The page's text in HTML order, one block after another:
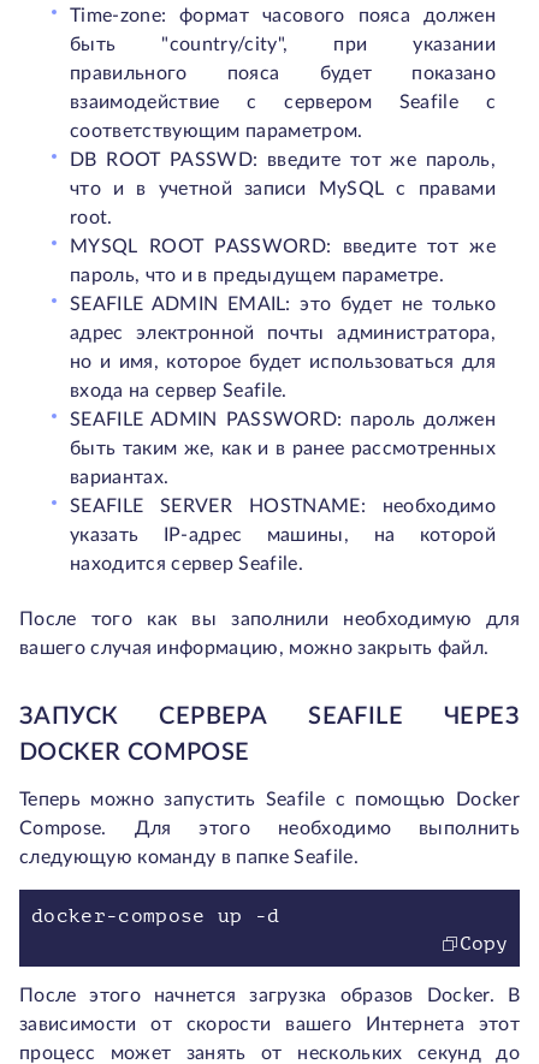
Time-zone: формат часового пояса должен
быть "country/city", при указании
правильного пояса будет показано
взаимодействие с сервером Seafile с
соответствующим параметром.
DB ROOT PASSWD: введите тот же пароль,
что и в учетной записи MySQL с правами
root.
MYSQL ROOT PASSWORD: введите тот же
пароль, что и в предыдущем параметре.
SEAFILE ADMIN EMAIL: это будет не только
адрес электронной почты администратора,
но и имя, которое будет использоваться для
входа на сервер Seafile.
SEAFILE ADMIN PASSWORD: пароль должен
быть таким же, как и в ранее рассмотренных
вариантах.
SEAFILE SERVER HOSTNAME: необходимо
указать IP-адрес машины, на которой
находится сервер Seafile.
После того как вы заполнили необходимую для
вашего случая информацию, можно закрыть файл.
ЗАПУСК СЕРВЕРА SEAFILE ЧЕРЕЗ
DOCKER COMPOSE
Теперь можно запустить Seafile с помощью Docker
Compose. Для этого необходимо выполнить
следующую команду в папке Seafile.
docker-compose up -d
Copy
После этого начнется загрузка образов Docker. В
зависимости от скорости вашего Интернета этот
процесс может занять от нескольких секунд до